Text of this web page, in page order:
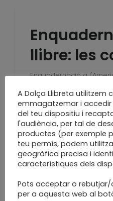
llibre: les
Enquadernació a
LEARN MORE
llibre: la
Enquadernació a
A Dolça Llibreta utilitzem
emmagatzemar i
del teu dispositiu i
l'audiència, per tal de
productes (per exemple
teu permís, podem
geogràfica precisa i
característiques dels
Pots acceptar o
per a aquesta web al